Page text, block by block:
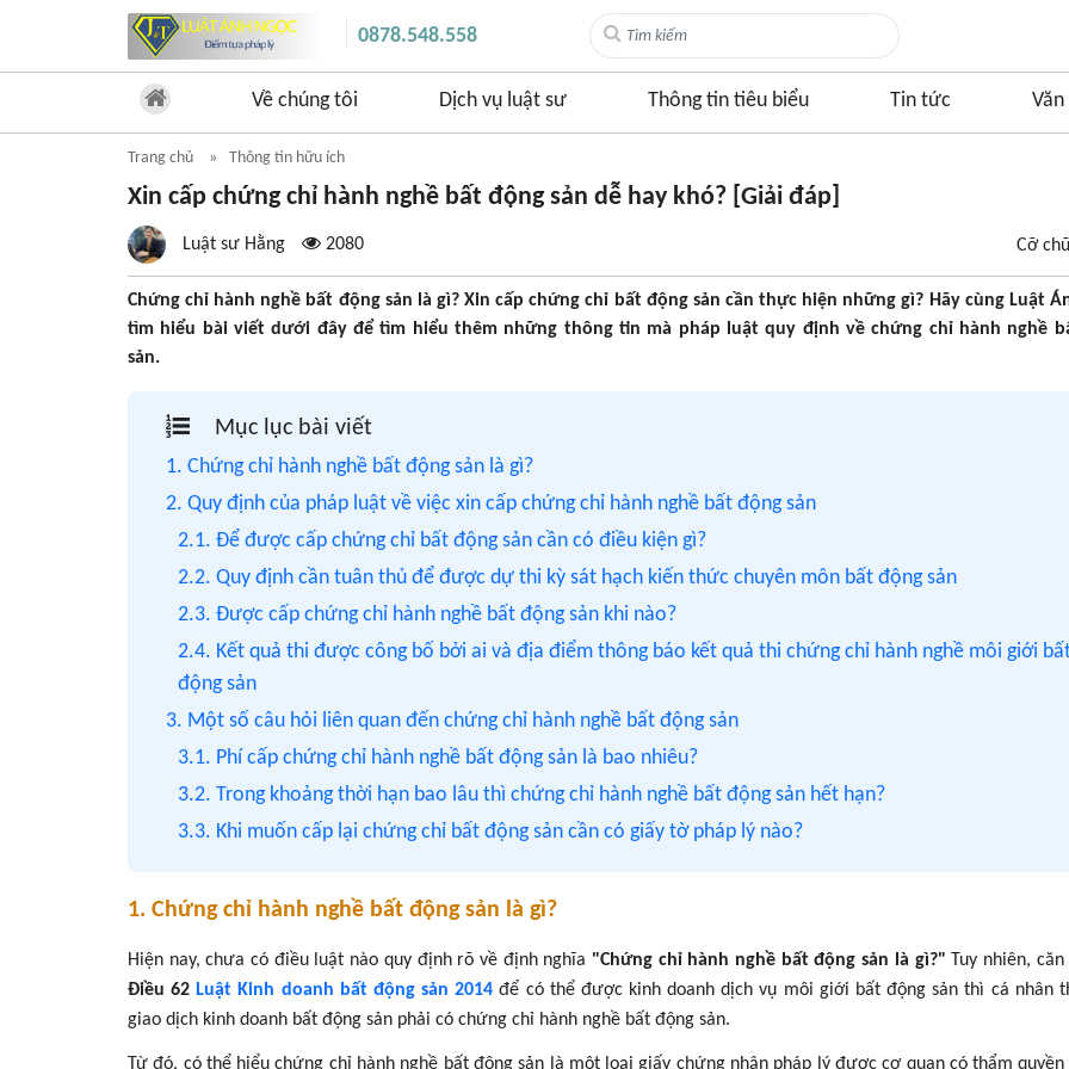
0878.548.558
Về chúng tôi Dịch vụ luật sư Thông tin tiêu biểu Tin tức
Trang chủ Thông tin hữu ích
Xin cấp chứng chỉ hành nghề bất động sản dễ hay khó? [Giải đáp]
Luật sư Hằng 2080 Cỡ
Chứng chỉ hành nghề bất động sản là gì? Xin cấp chứng chỉ bất động sản cần thực hiện những gì? Hãy cùng Luật
tìm hiểu bài viết dưới đây để tìm hiểu thêm những thông tin mà pháp luật quy định về chứng chỉ hành nghề
sản.
Mục lục bài viết
1. Chứng chỉ hành nghề bất động sản là gì?
2. Quy định của pháp luật về việc xin cấp chứng chỉ hành nghề bất động sản
2.1. Để được cấp chứng chỉ bất động sản cần có điều kiện gì?
2.2. Quy định cần tuân thủ để được dự thi kỳ sát hạch kiến thức chuyên môn bất động sản
2.3. Được cấp chứng chỉ hành nghề bất động sản khi nào?
2.4. Kết quả thi được công bố bởi ai và địa điểm thông báo kết quả thi chứng chỉ hành nghề môi giới
động sản
3. Một số câu hỏi liên quan đến chứng chỉ hành nghề bất động sản
3.1. Phí cấp chứng chỉ hành nghề bất động sản là bao nhiêu?
3.2. Trong khoảng thời hạn bao lâu thì chứng chỉ hành nghề bất động sản hết hạn?
3.3. Khi muốn cấp lại chứng chỉ bất động sản cần có giấy tờ pháp lý nào?
1. Chứng chỉ hành nghề bất động sản là gì?
Hiện nay, chưa có điều luật nào quy định rõ về định nghĩa "Chứng chỉ hành nghề bất động sản là gì?" Tuy nhiên,
Điều 62 Luật Kinh doanh bất động sản 2014 để có thể được kinh doanh dịch vụ môi giới bất động sản thì cá nhân
giao dịch kinh doanh bất động sản phải có chứng chỉ hành nghề bất động sản.
Từ đó, có thể hiểu chứng chỉ hành nghề bất động sản là một loại giấy chứng nhận pháp lý được cơ quan có thẩm quyền